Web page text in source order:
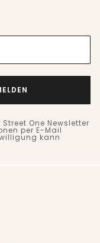
One Newsletter
per E-Mail
kann